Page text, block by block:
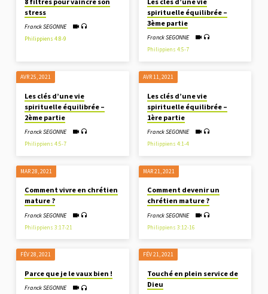
stress
Franck SEGONNE
Philippiens 4:8-9
spirituelle équilibrée –
3ème partie
Franck SEGONNE
Philippiens 4:5-7
AVR 25, 2021
Les clés d’une vie
spirituelle équilibrée –
2ème partie
Franck SEGONNE
Philippiens 4:5-7
AVR 11, 2021
Les clés d’une vie
spirituelle équilibrée –
1ère partie
Franck SEGONNE
Philippiens 4:1-4
MAR 28, 2021
Comment vivre en chrétien
mature ?
Franck SEGONNE
Philippiens 3:17-21
MAR 21, 2021
Comment devenir un
chrétien mature ?
Franck SEGONNE
Philippiens 3:12-16
FÉV 28, 2021
Parce que je le vaux bien !
Franck SEGONNE
FÉV 21, 2021
Touché en plein service de
Dieu